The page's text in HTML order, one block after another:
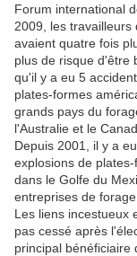
Forum international
2009, les
avaient quatre fois
plus de risque d'être
qu'il y a eu 5
plates-formes
grands pays du
l'Australie et le
Depuis 2001, il y a
explosions de
dans le Golfe du
entreprises de forage.
Les liens incestueux
pas cessé après
principal bénéficiaire